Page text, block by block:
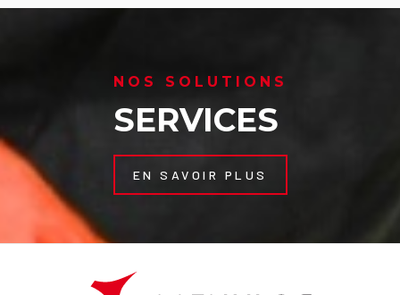
NOS SOLUTIONS
SERVICES
EN SAVOIR PLUS